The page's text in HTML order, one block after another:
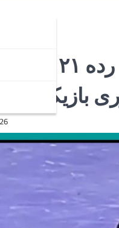
صعود تاریخی
بازیکنان